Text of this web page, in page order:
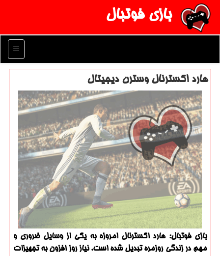
بازی فوتبال
منو
هارد اكسترنال وسترن دیجیتال
بازی فوتبال: هارد اكسترنال امروزه به یكی از وسایل ضروری و
مهم در زندگی روزمره تبدیل شده است. نیاز روز افزون به تجهیزات